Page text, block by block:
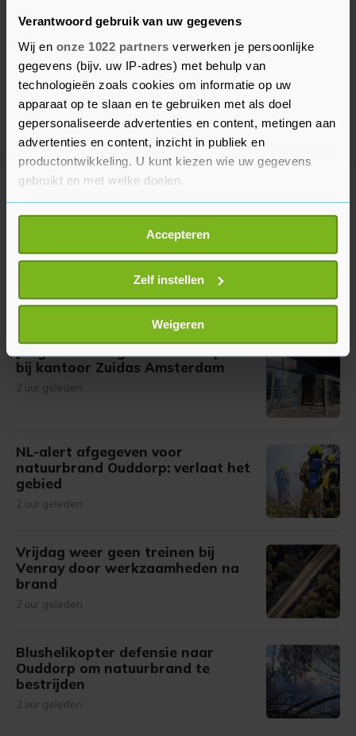
Verantwoord gebruik van uw gegevens
Wij en onze 1022 partners verwerken je persoonlijke
gegevens (bijv. uw IP-adres) met behulp van
technologieën zoals cookies om informatie op uw
apparaat op te slaan en te gebruiken met als doel
gepersonaliseerde advertenties en content, metingen aan
advertenties en content, inzicht in publiek en
productontwikkeling. U kunt kiezen wie uw gegevens
gebruikt en met welke doelen.
Als u het toestaat, willen we ook graag:
Informatie verzamelen over uw geografische
locatie, die tot een paar meter nauwkeurig kan zijn
Uw apparaat identificeren door het actief te
scannen op specifieke eigenschappen (fingerprinting)
Lees meer over hoe uw persoonlijke gegevens worden
verwerkt en stel uw voorkeuren in het
U kunt uw toestemming op elk moment wijzigen of
intrekken in de Cookieverklaring.
Met cookies werkt onze website beter en wordt jouw
onze cookiepagina kun je ons cookiebeleid bekijken en je
gemaakte keuze altijd wijzigen of intrekken.
Accepteren
Zelf instellen
Weigeren
Meer uit Binnenland
Natuurbrand bij Ouddorp breidt
zich niet meer uit door stoplijnen
bij kantoor Zuidas Amsterdam
2 uur geleden
NL-alert afgegeven voor
natuurbrand Ouddorp: verlaat het
gebied
2 uur geleden
Vrijdag weer geen treinen bij
Venray door werkzaamheden na
brand
2 uur geleden
Blushelikopter defensie naar
Ouddorp om natuurbrand te
bestrijden
2 uur geleden